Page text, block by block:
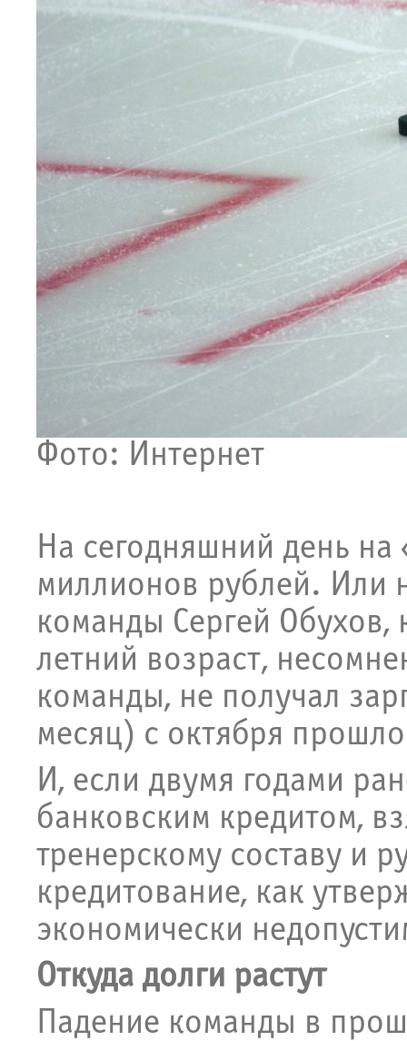
Фото: Интернет
На сегодняшний день на
миллионов рублей. Или
команды Сергей Обухов,
летний возраст,
команды, не получал
месяц) с октября
И, если двумя годами
банковским кредитом,
тренерскому составу и
кредитование, как
экономически
Откуда долги растут
Падение команды в